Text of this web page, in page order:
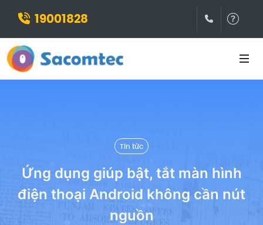
19001828
Tin tức
Ứng dụng giúp bật, tắt màn hình
điện thoại Android không cần nút
nguồn